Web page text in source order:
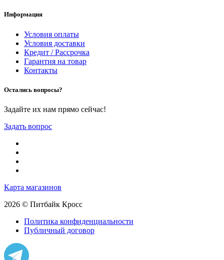
Информация
Условия оплаты
Условия доставки
Кредит / Рассрочка
Гарантия на товар
Контакты
Остались вопросы?
Задайте их нам прямо сейчас!
Задать вопрос
Карта магазинов
2026 © Питбайк Кросс
Политика конфиденциальности
Публичный договор